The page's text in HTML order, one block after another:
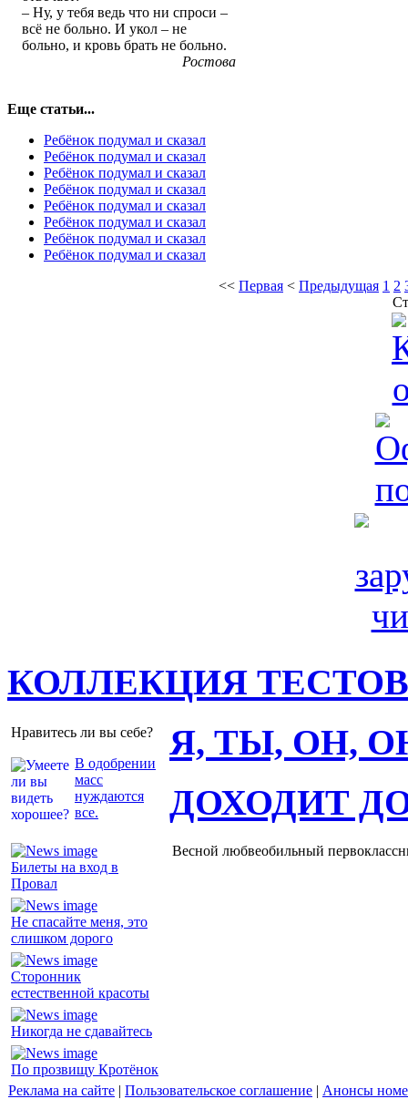
– Ну, у тебя ведь что ни спроси –
всё не больно. И укол – не
больно, и кровь брать не больно.
Ростова
Еще статьи...
Ребёнок подумал и сказал
Ребёнок подумал и сказал
Ребёнок подумал и сказал
Ребёнок подумал и сказал
Ребёнок подумал и сказал
Ребёнок подумал и сказал
Ребёнок подумал и сказал
Ребёнок подумал и сказал
<< Первая < Предыдущая 1 2
КОЛЛЕКЦИЯ ТЕСТОВ
Нравитесь ли вы себе?
В одобрении
масс
нуждаются
все.
Я, ТЫ, ОН,
Билеты на вход в
Провал
Не спасайте меня, это
слишком дорого
Сторонник
естественной красоты
Никогда не сдавайтесь
По прозвищу Кротёнок
ДОХОДИТ
Весной любвеобильный
Реклама на сайте | Пользовательское соглашение | Анонсы